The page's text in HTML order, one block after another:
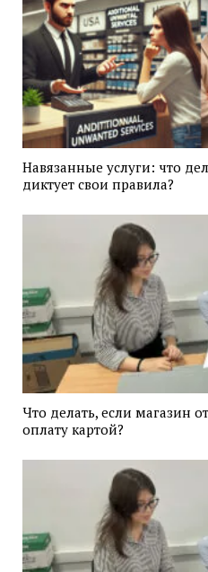
Навязанные услуги: что
диктует свои правила?
Что делать, если магазин
оплату картой?